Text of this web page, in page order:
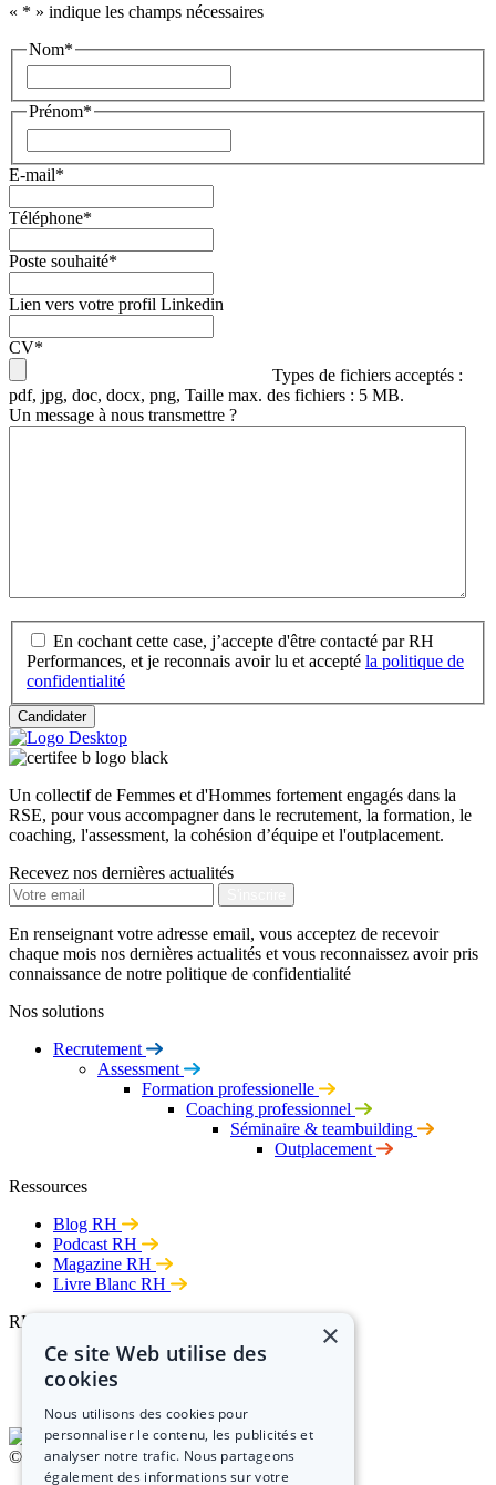
« * » indique les champs nécessaires
Nom*
Prénom*
E-mail*
Téléphone*
Poste souhaité*
Lien vers votre profil Linkedin
CV*
Types de fichiers acceptés :
pdf, jpg, doc, docx, png, Taille max. des fichiers : 5 MB.
Un message à nous transmettre ?
*
En cochant cette case, j’accepte d'être contacté par RH
Performances, et je reconnais avoir lu et accepté la politique de
confidentialité
Candidater
Un collectif de Femmes et d'Hommes fortement engagés dans la
RSE, pour vous accompagner dans le recrutement, la formation, le
coaching, l'assessment, la cohésion d’équipe et l'outplacement.
Recevez nos dernières actualités
En renseignant votre adresse email, vous acceptez de recevoir
chaque mois nos dernières actualités et vous reconnaissez avoir pris
connaissance de notre politique de confidentialité
Nos solutions
Recrutement
Assessment
Formation professionelle
Coaching professionnel
Séminaire & teambuilding
Outplacement
Ressources
Blog RH
Podcast RH
Magazine RH
Livre Blanc RH
RH Performances
Nous rejoindre
Cabinet RH
©Copyright 2026 - RH Performances
×
Ce site Web utilise des
cookies
Nous utilisons des cookies pour
personnaliser le contenu, les publicités et
analyser notre trafic. Nous partageons
également des informations sur votre